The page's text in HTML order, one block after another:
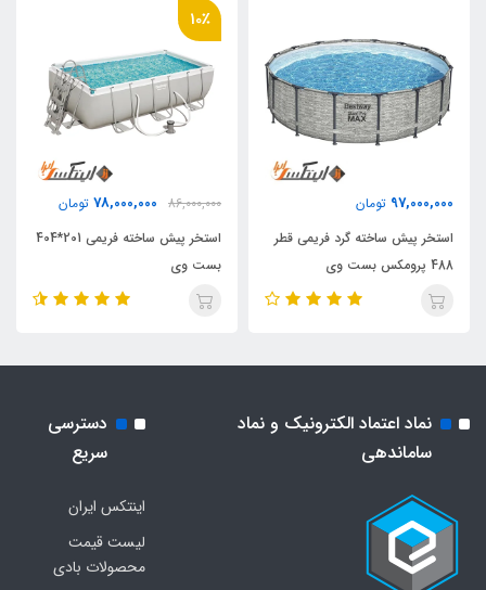
97,000,000 تومان
استخر پیش ساخته گرد فریمی قطر
488 پرومکس بست وی
10٪
86,000,000
78,000,000 تومان
استخر پیش ساخته فریمی 201*404
بست وی
نماد اعتماد الکترونیک و نماد
ساماندهی
دسترسی
سریع
اینتکس ایران
لیست قیمت
محصولات بادی